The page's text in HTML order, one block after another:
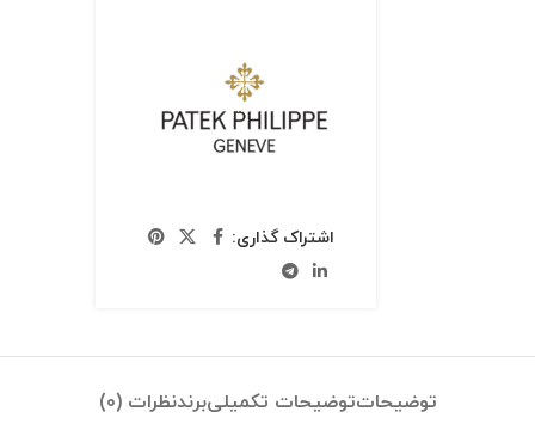
اشتراک گذاری:
توضیحاتتوضیحات تکمیلیبرندنظرات (0)